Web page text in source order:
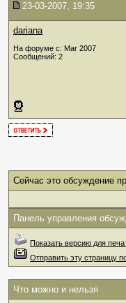
23-03-2007, 19:35
dariana
На форуме с: Mar 2007
Сообщений: 2
Сейчас это обсуждение
Панель управления
Показать версию для
Отправить эту страницу
Что можно и нельзя